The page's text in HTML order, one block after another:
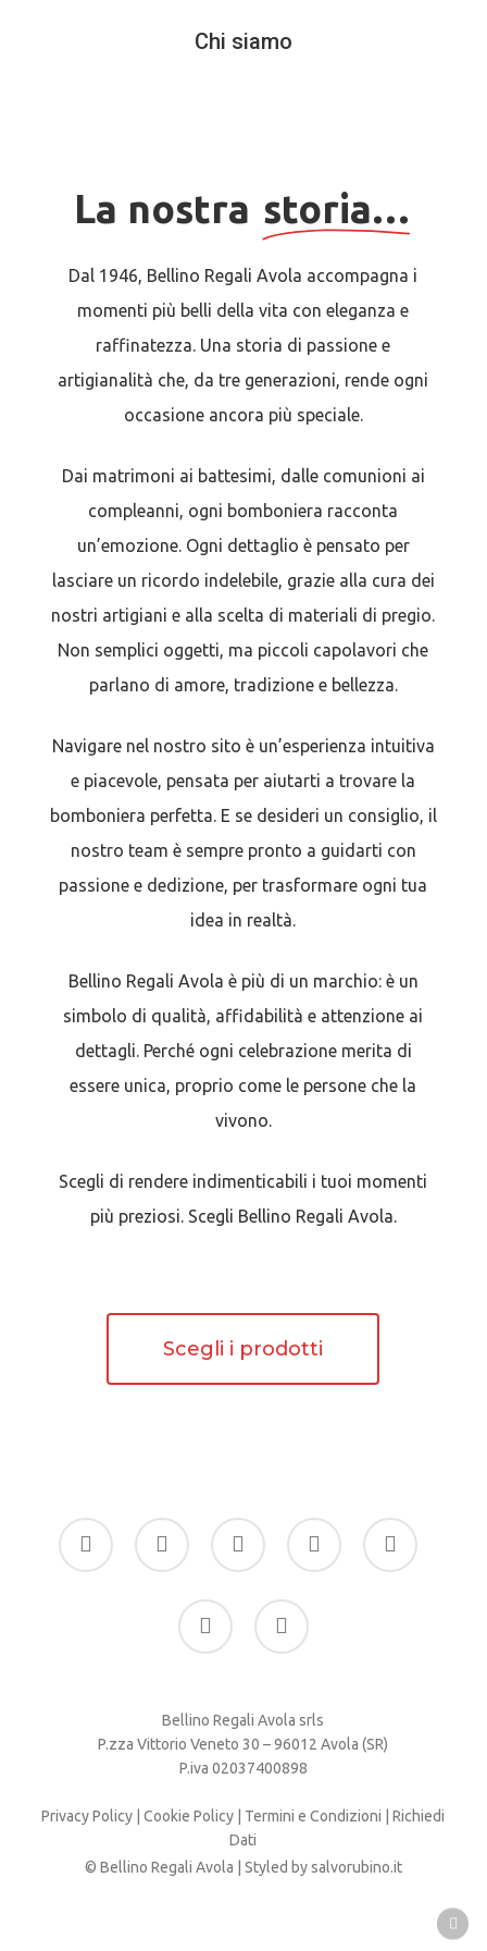
Chi siamo
La nostra storia…
Dal 1946, Bellino Regali Avola accompagna i
momenti più belli della vita con eleganza e
raffinatezza. Una storia di passione e
artigianalità che, da tre generazioni, rende ogni
occasione ancora più speciale.
Dai matrimoni ai battesimi, dalle comunioni ai
compleanni, ogni bomboniera racconta
un’emozione. Ogni dettaglio è pensato per
lasciare un ricordo indelebile, grazie alla cura dei
nostri artigiani e alla scelta di materiali di pregio.
Non semplici oggetti, ma piccoli capolavori che
parlano di amore, tradizione e bellezza.
Navigare nel nostro sito è un’esperienza intuitiva
e piacevole, pensata per aiutarti a trovare la
bomboniera perfetta. E se desideri un consiglio, il
nostro team è sempre pronto a guidarti con
passione e dedizione, per trasformare ogni tua
idea in realtà.
Bellino Regali Avola è più di un marchio: è un
simbolo di qualità, affidabilità e attenzione ai
dettagli. Perché ogni celebrazione merita di
essere unica, proprio come le persone che la
vivono.
Scegli di rendere indimenticabili i tuoi momenti
più preziosi. Scegli Bellino Regali Avola.
Scegli i prodotti
facebook
google-
plus
instagram whatsapp tiktok
phone email
Bellino Regali Avola srls
P.zza Vittorio Veneto 30 – 96012 Avola (SR)
P.iva 02037400898
Privacy Policy |Cookie Policy Termini e Condizioni |Richiedi
Dati
© Bellino Regali Avola | Styled bysalvorubino.it